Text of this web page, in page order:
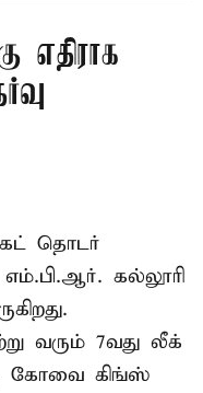
எதிராக
தொடர்
கல்லூரி
வரும் 7வது லீக்
கோவை கிங்ஸ்